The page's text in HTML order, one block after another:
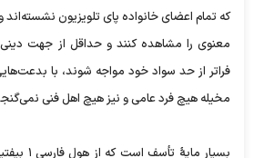
كه تمام اعضای خانواده پای تلویزیون نشسته‌اند
معنوی را مشاهده كنند و حداقل از جهت
فرا‌تر از حد سواد خود مواجه شوند، با
مخیله هیچ فرد عامی و نیز هیچ اهل فنی
بسیار